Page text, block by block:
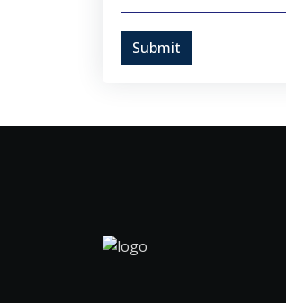
Submit